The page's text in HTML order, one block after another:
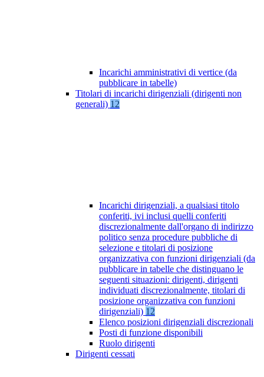
Incarichi amministrativi di vertice (da
pubblicare in tabelle)
Titolari di incarichi dirigenziali (dirigenti non
generali) 12
Incarichi dirigenziali, a qualsiasi titolo
conferiti, ivi inclusi quelli conferiti
discrezionalmente dall'organo di indirizzo
politico senza procedure pubbliche di
selezione e titolari di posizione
organizzativa con funzioni dirigenziali (da
pubblicare in tabelle che distinguano le
seguenti situazioni: dirigenti, dirigenti
individuati discrezionalmente, titolari di
posizione organizzativa con funzioni
dirigenziali) 12
Elenco posizioni dirigenziali discrezionali
Posti di funzione disponibili
Ruolo dirigenti
Dirigenti cessati